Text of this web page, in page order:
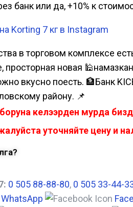
банк или да, +10% к
Korting 7 кг в Instagram
в торговом комплексе
просторная новая
вкусно поесть. 🏦Банк
району. 📌
келээрден мурда
уточняйте цену и
0 505 88-88-80, 0 505 33-44-
WhatsApp